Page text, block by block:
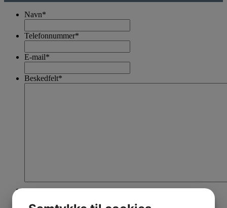
Navn*
Telefonnummer*
E-mail*
Beskedfelt*